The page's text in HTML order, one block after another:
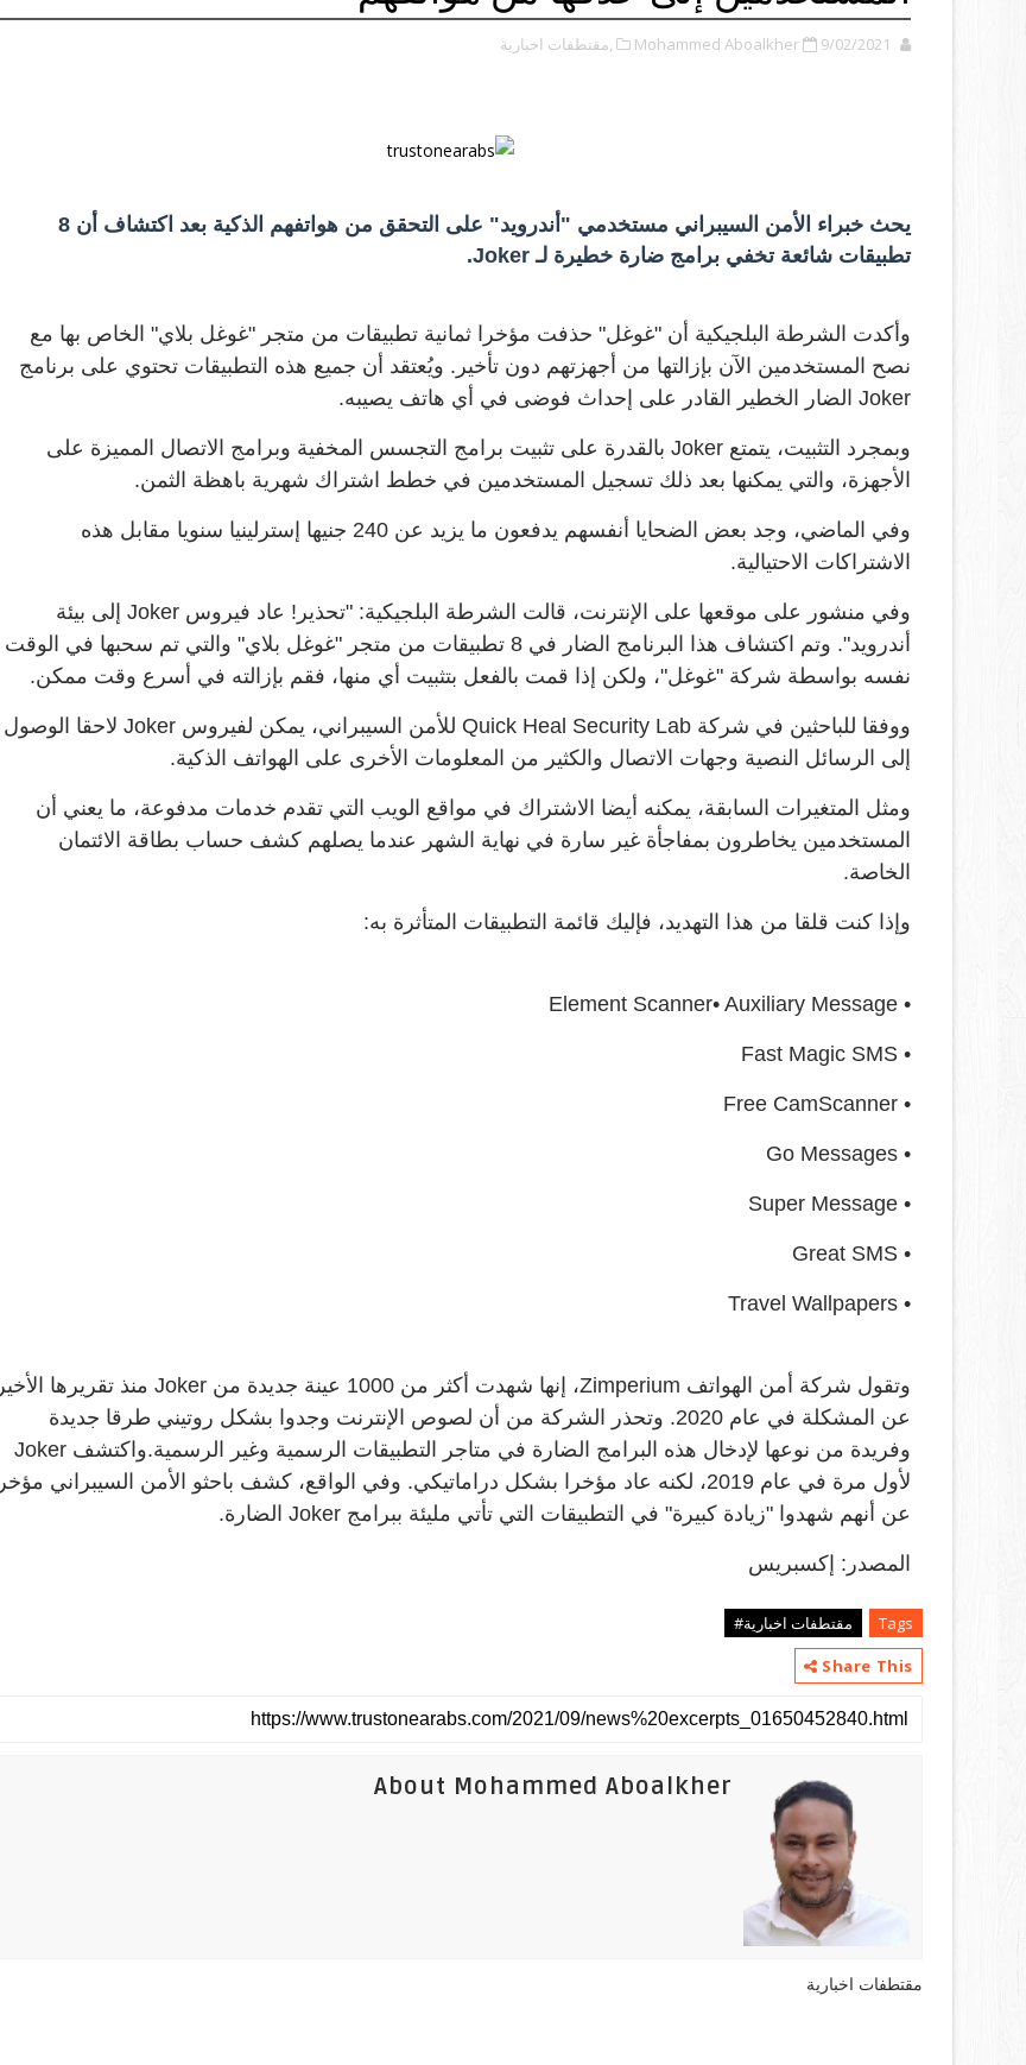
Mohammed Aboalkher 9/02/2021 ,مقتطفات اخبارية
يحث خبراء الأمن السيبراني مستخدمي "أندرويد" على التحقق من هواتفهم الذكية بعد اكتشاف أن 8
تطبيقات شائعة تخفي برامج ضارة خطيرة لـ Joker.
وأكدت الشرطة البلجيكية أن "غوغل" حذفت مؤخرا ثمانية تطبيقات من متجر "غوغل بلاي" الخاص بها مع
نصح المستخدمين الآن بإزالتها من أجهزتهم دون تأخير. ويُعتقد أن جميع هذه التطبيقات تحتوي على برنامج
Joker الضار الخطير القادر على إحداث فوضى في أي هاتف يصيبه.
وبمجرد التثبيت، يتمتع Joker بالقدرة على تثبيت برامج التجسس المخفية وبرامج الاتصال المميزة على
الأجهزة، والتي يمكنها بعد ذلك تسجيل المستخدمين في خطط اشتراك شهرية باهظة الثمن.
وفي الماضي، وجد بعض الضحايا أنفسهم يدفعون ما يزيد عن 240 جنيها إسترلينيا سنويا مقابل هذه
الاشتراكات الاحتيالية.
وفي منشور على موقعها على الإنترنت، قالت الشرطة البلجيكية: "تحذير! عاد فيروس Joker إلى بيئة
أندرويد". وتم اكتشاف هذا البرنامج الضار في 8 تطبيقات من متجر "غوغل بلاي" والتي تم سحبها في الوقت
نفسه بواسطة شركة "غوغل"، ولكن إذا قمت بالفعل بتثبيت أي منها، فقم بإزالته في أسرع وقت ممكن.
ووفقا للباحثين في شركة Quick Heal Security Lab للأمن السيبراني، يمكن لفيروس Joker لاحقا الوصول
إلى الرسائل النصية وجهات الاتصال والكثير من المعلومات الأخرى على الهواتف الذكية.
ومثل المتغيرات السابقة، يمكنه أيضا الاشتراك في مواقع الويب التي تقدم خدمات مدفوعة، ما يعني أن
المستخدمين يخاطرون بمفاجأة غير سارة في نهاية الشهر عندما يصلهم كشف حساب بطاقة الائتمان
الخاصة.
وإذا كنت قلقا من هذا التهديد، فإليك قائمة التطبيقات المتأثرة به:
• Element Scanner• Auxiliary Message
• Fast Magic SMS
• Free CamScanner
• Go Messages
• Super Message
• Great SMS
• Travel Wallpapers
وتقول شركة أمن الهواتف Zimperium، إنها شهدت أكثر من 1000 عينة جديدة من Joker منذ تقريرها الأخير
عن المشكلة في عام 2020. وتحذر الشركة من أن لصوص الإنترنت وجدوا بشكل روتيني طرقا جديدة
وفريدة من نوعها لإدخال هذه البرامج الضارة في متاجر التطبيقات الرسمية وغير الرسمية.واكتشف Joker
لأول مرة في عام 2019، لكنه عاد مؤخرا بشكل دراماتيكي. وفي الواقع، كشف باحثو الأمن السيبراني مؤخرا
عن أنهم شهدوا "زيادة كبيرة" في التطبيقات التي تأتي مليئة ببرامج Joker الضارة.
المصدر: إكسبريس
Tags
مقتطفات اخبارية#
Share This
About Mohammed Aboalkher
مقتطفات اخبارية